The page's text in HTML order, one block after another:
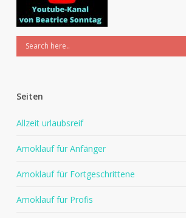
Seiten
Allzeit urlaubsreif
Amoklauf für Anfänger
Amoklauf für Fortgeschrittene
Amoklauf für Profis